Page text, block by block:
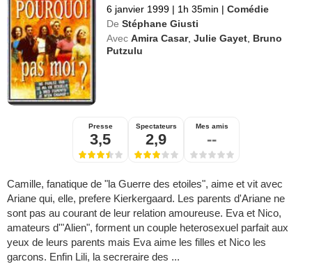
6 janvier 1999 | 1h 35min | Comédie
De Stéphane Giusti
Avec Amira Casar,Julie Gayet Bruno
Putzulu
Presse
3,5
Spectateurs
2,9
Mes amis
--
Camille, fanatique de "la Guerre des etoiles", aime et vit avec
Ariane qui, elle, prefere Kierkergaard. Les parents d'Ariane ne
sont pas au courant de leur relation amoureuse. Eva et Nico,
amateurs d'"Alien", forment un couple heterosexuel parfait aux
yeux de leurs parents mais Eva aime les filles et Nico les
garcons. Enfin Lili, la secreraire des ...